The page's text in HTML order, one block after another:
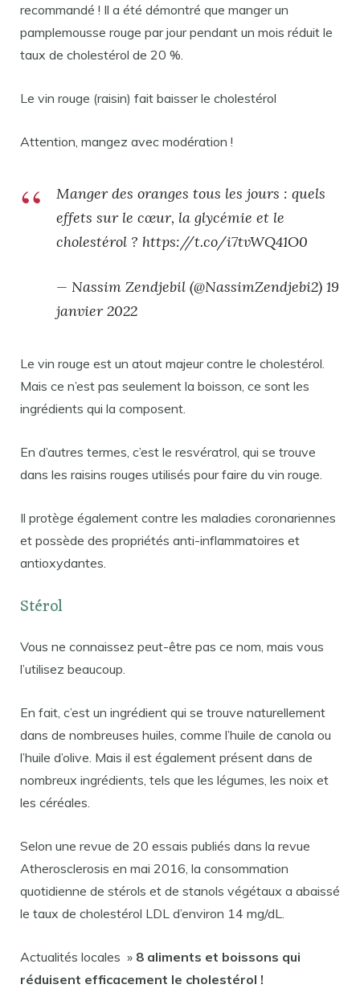
recommandé ! Il a été démontré que manger un
pamplemousse rouge par jour pendant un mois réduit le
taux de cholestérol de 20 %.
Le vin rouge (raisin) fait baisser le cholestérol
Attention, mangez avec modération !
Manger des oranges tous les jours : quels
effets sur le cœur, la glycémie et le
cholestérol ? https://t.co/i7tvWQ41O0
— Nassim Zendjebil (@NassimZendjebi2) 19
janvier 2022
Le vin rouge est un atout majeur contre le cholestérol.
Mais ce n’est pas seulement la boisson, ce sont les
ingrédients qui la composent.
En d’autres termes, c’est le resvératrol, qui se trouve
dans les raisins rouges utilisés pour faire du vin rouge.
Il protège également contre les maladies coronariennes
et possède des propriétés anti-inflammatoires et
antioxydantes.
Stérol
Vous ne connaissez peut-être pas ce nom, mais vous
l’utilisez beaucoup.
En fait, c’est un ingrédient qui se trouve naturellement
dans de nombreuses huiles, comme l’huile de canola ou
l’huile d’olive. Mais il est également présent dans de
nombreux ingrédients, tels que les légumes, les noix et
les céréales.
Selon une revue de 20 essais publiés dans la revue
Atherosclerosis en mai 2016, la consommation
quotidienne de stérols et de stanols végétaux a abaissé
le taux de cholestérol LDL d’environ 14 mg/dL.
Actualités locales » 8 aliments et boissons qui
réduisent efficacement le cholestérol !